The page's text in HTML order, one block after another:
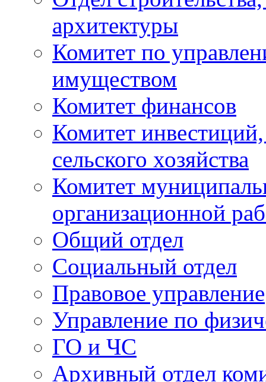
архитектуры
Комитет по
имуществом
Комитет финансов
Комитет
сельского хозяйства
Комитет
организационной
Общий отдел
Социальный отдел
Правовое управление
Управление по
ГО и ЧС
Архивный отдел